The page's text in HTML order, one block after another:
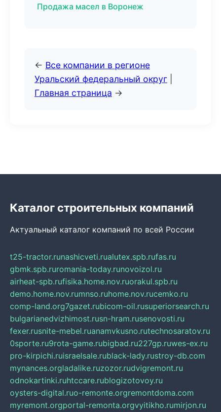
Продажа масел в Воронеж
← Все компании в регионе
Уральский федеральный округ
Главная страница →
Каталог строительных компаний
Актуальный каталог компаний по всей России
t25-tractor.runashicveti.rualutex.spb.rufas.ru
gbmk.spb.ruromania-today.runovoizol.ru
airheat-spb.rufisika.home.nov.ruorakul.spb.ru
demo.home.nov.rumnso.ruhome.nov.rucemko.ru
comp-land.org7gazet.rubicom-oil.rusuperiorsearch.ru
bulgarianedvizhimost.rusn-hram.rusenovosti.ru
fexer.rusnite-mebel.ruanamvkusno.rutechnosaratov.ru
0sporte.ru9rota-game.rubigbad.ru227gp.ruwes-ex.ru
pro-kirpichi.ruisraelsale.rublack-lady.rustroy-db.com
mynances.orgladalike.ruzozor.rudvigremont.ru
odnokartinki.ruhtccare.rublogizotovoy.ru
oysters-digital.ruo-remonte.orgremontdoma.com
myremont.orgportal-remonta.orgvyitikho.rumirjon.ru